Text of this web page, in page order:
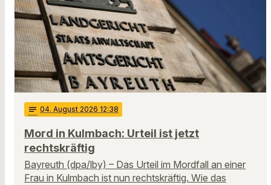
notes 04. August 2026 12:38
Mord in Kulmbach: Urteil ist jetzt
rechtskräftig
Bayreuth (dpa/lby) – Das Urteil im Mordfall an einer
Frau in Kulmbach ist nun rechtskräftig. Wie das